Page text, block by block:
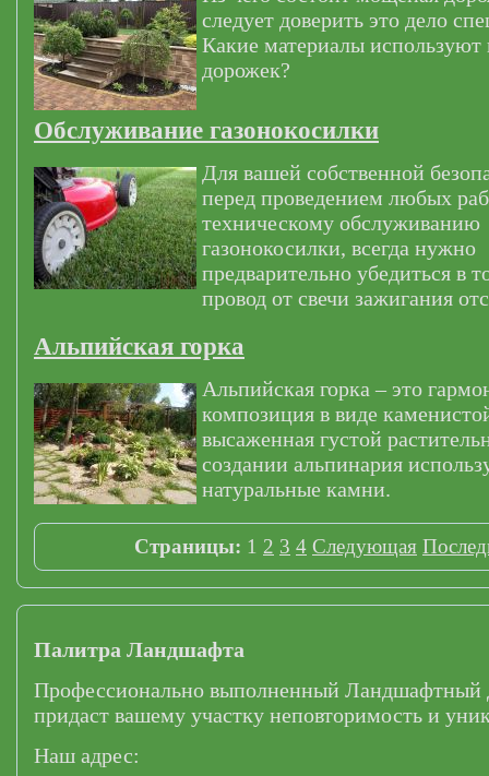
следует доверить это дело
Какие материалы
дорожек?
Обслуживание газонокосилки
Для вашей собственной
перед проведением любых
техническому обслуживанию
газонокосилки, всегда нужно
предварительно убедиться в
провод от свечи зажигания
Альпийская горка
Альпийская горка – это
композиция в виде
высаженная густой
создании альпинария
натуральные камни.
Страницы: 1 2 3 4 Следующая
Палитра Ландшафта
Профессионально выполненный Ландшафтный
придаст вашему участку неповторимость и
Наш адрес: